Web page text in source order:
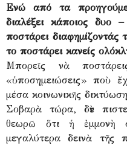
Ενώ από τα
διαλέξει κάποιος δυο
ποστάρει διαφημίζοντάς
το ποστάρει κανείς
Μπορεῖς νὰ
«ὑποσημειώσεις» ποὺ
μέσα κοινωνικῆς
Σοβαρὰ τώρα, δὲν
θεωρῶ ὅτι ἡ ἐμμονὴ
μεγαλύτερα δεινὰ τῆς